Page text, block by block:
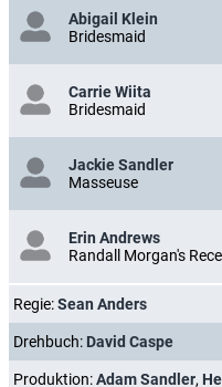
Abigail Klein
Bridesmaid
Carrie Wiita
Bridesmaid
Jackie Sandler
Masseuse
Erin Andrews
Randall Morgan's
Regie:Sean Anders
Drehbuch: David Caspe
Produktion:Adam Sandler,